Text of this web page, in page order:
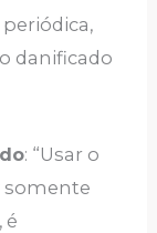
danificado
: “Usar o
somente
é